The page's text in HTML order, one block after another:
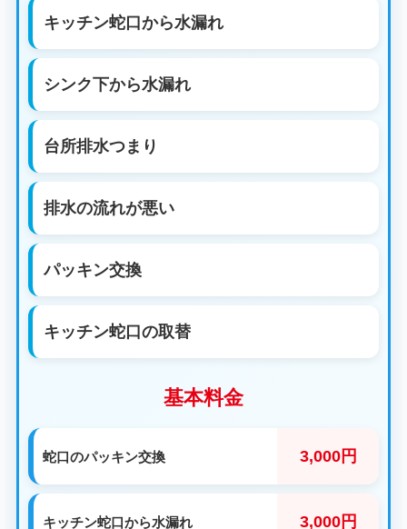
キッチン蛇口から水漏れ
シンク下から水漏れ
台所排水つまり
排水の流れが悪い
パッキン交換
キッチン蛇口の取替
基本料金
蛇口のパッキン交換 3,000円
キッチン蛇口から水漏れ 3,000円